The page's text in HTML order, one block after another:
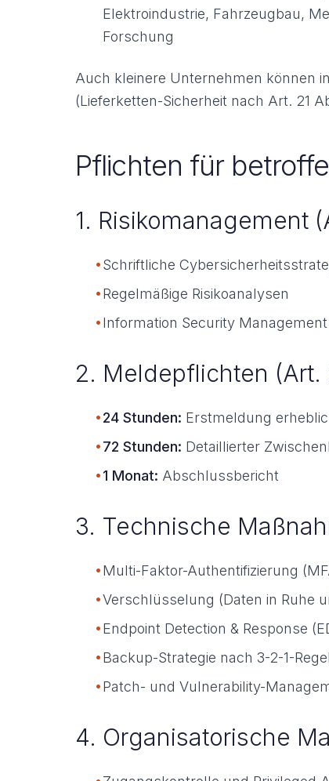
Elektroindustrie, Fahrzeugbau,
Forschung
Auch kleinere Unternehmen können
(Lieferketten-Sicherheit nach Art. 21
Pflichten für
1. Risikomanagement
•Schriftliche
•Regelmäßige Risikoanalysen
•Information Security
2. Meldepflichten (Art.
•24 Stunden: Erstmeldung
•72 Stunden: Detaillierter
•1 Monat: Abschlussbericht
3. Technische
•Multi-Faktor-Authentifizierung
•Verschlüsselung (Daten in Ruhe
•Endpoint Detection & Response
•Backup-Strategie nach 3-2-1-Regel
•Patch- und Vulnerability-
4. Organisatorische